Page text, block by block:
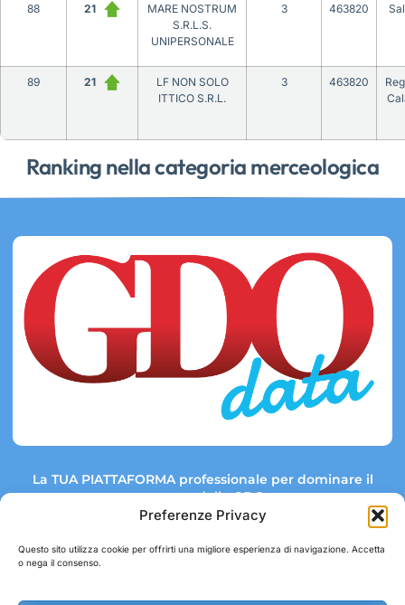
Preferenze Privacy
Questo sito utilizza cookie per offrirti una migliore esperienza di navigazione. Accetta
o nega il consenso.
Ranking nella categoria merceologica
88 21
MARE NOSTRUM
S.R.L.S.
UNIPERSONALE
3 463820
89 21
LF NON SOLO
ITTICO S.R.L.
3 463820
La TUA PIATTAFORMA professionale per dominare il
mercato della GDO.
Link rapidi: